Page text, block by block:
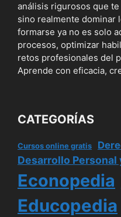
análisis rigurosos que
sino realmente dominar
formarse ya no es solo
procesos, optimizar
retos profesionales del
Aprende con eficacia,
CATEGORÍAS
Cursos online gratis
Desarrollo Personal
Econopedia
Educopedia